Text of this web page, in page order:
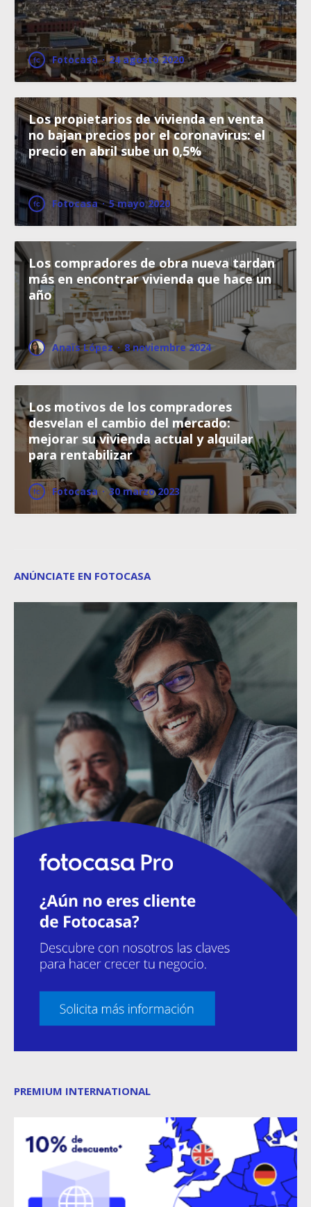
Fotocasa · 24 agosto 2020
Los propietarios de vivienda en venta
no bajan precios por el coronavirus: el
precio en abril sube un 0,5%
Fotocasa · 5 mayo 2020
Los compradores de obra nueva tardan
más en encontrar vivienda que hace un
año
Anaïs López · 8 noviembre 2024
Los motivos de los compradores
desvelan el cambio del mercado:
mejorar su vivienda actual y alquilar
para rentabilizar
Fotocasa · 30 marzo 2023
ANÚNCIATE EN FOTOCASA
PREMIUM INTERNATIONAL